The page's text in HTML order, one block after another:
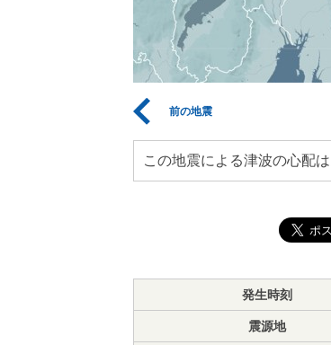
前の地震
この地震による津波の心配は
発生時刻
震源地